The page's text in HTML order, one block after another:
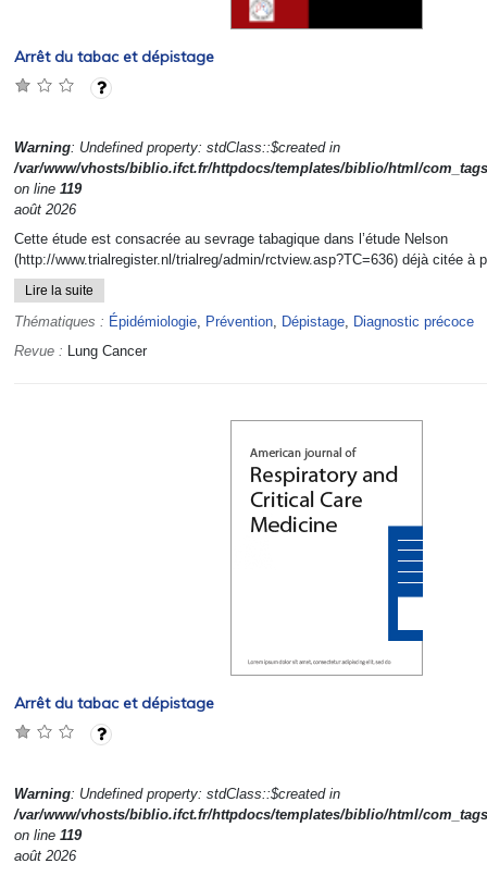
Arrêt du tabac et dépistage
Warning: Undefined property: stdClass::$created in
/var/www/vhosts/biblio.ifct.fr/httpdocs/templates/biblio/html/
on line 119
août 2026
Cette étude est consacrée au sevrage tabagique dans l’étude Nelson
(http://www.trialregister.nl/trialreg/admin/rctview.asp?TC=636) déjà citée à
Lire la suite
Thématiques : Épidémiologie, Prévention, Dépistage, Diagnostic précoce
Revue : Lung Cancer
Arrêt du tabac et dépistage
Warning: Undefined property: stdClass::$created in
/var/www/vhosts/biblio.ifct.fr/httpdocs/templates/biblio/html/
on line 119
août 2026